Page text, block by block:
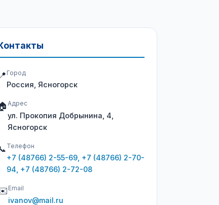
📍 Город
Россия, Ясногорск
Адрес
ул. Прокопия Добрынина, 4,
Ясногорск
Телефон
+7 (48766) 2-55-69, +7 (48766) 2-70-
94, +7 (48766) 2-72-08
Email
ivanov@mail.ru